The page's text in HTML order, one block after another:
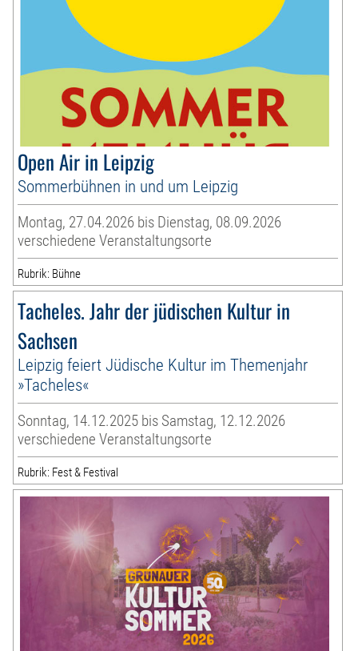
Open Air in Leipzig
Sommerbühnen in und um Leipzig
Montag, 27.04.2026 bis Dienstag, 08.09.2026
verschiedene Veranstaltungsorte
Rubrik: Bühne
Tacheles. Jahr der jüdischen Kultur in
Sachsen
Leipzig feiert Jüdische Kultur im Themenjahr
»Tacheles«
Sonntag, 14.12.2025 bis Samstag, 12.12.2026
verschiedene Veranstaltungsorte
Rubrik: Fest & Festival